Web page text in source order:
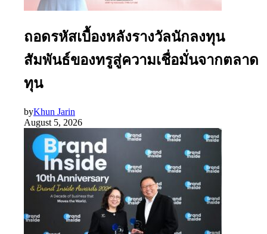
ถอดรหัสเบื้องหลังรางวัลนักลงทุน
สัมพันธ์ของทรูสู่ความเชื่อมั่นจากตลาด
ทุน
byKhun Jarin
August 5, 2026